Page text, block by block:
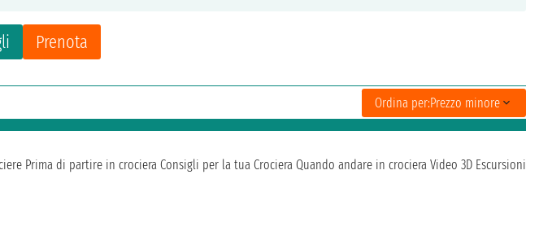
Prenota
Ordina per:Prezzo minore
Prima di partire in crociera Consigli per la tua Crociera Quando andare in crociera Video 3D Escursioni